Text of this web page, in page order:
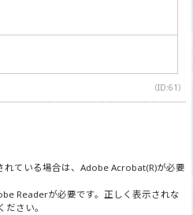
（ID:61）
ている場合は、Adobe Acrobat(R)が必要
Readerが必要です。正しく表示されな
さい。